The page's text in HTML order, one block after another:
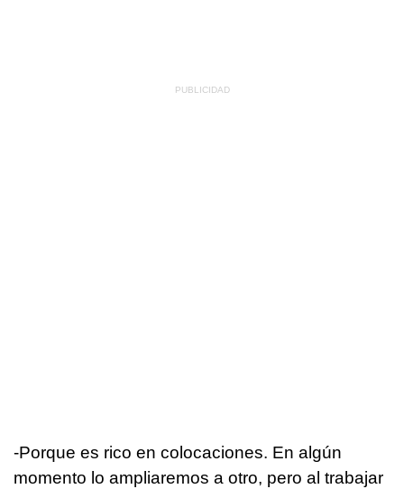
-Porque es rico en colocaciones. En algún
momento lo ampliaremos a otro, pero al trabajar